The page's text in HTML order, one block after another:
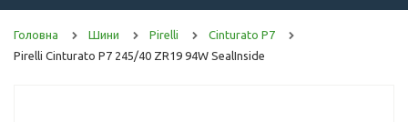
Головна Шини Pirelli
Cinturato P7
Pirelli Cinturato P7 245/40 ZR19 94W SealInside